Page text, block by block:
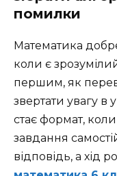
помилки
Математика
коли є
першим, як
звертати увагу в
стає формат,
завдання
відповідь, а хід